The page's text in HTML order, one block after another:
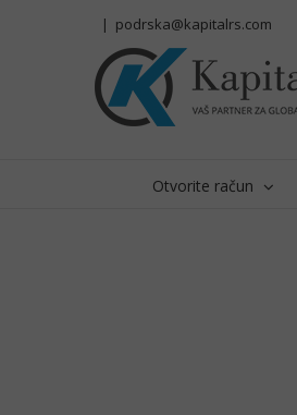
| podrska@kapitalrs.com
Otvorite račun